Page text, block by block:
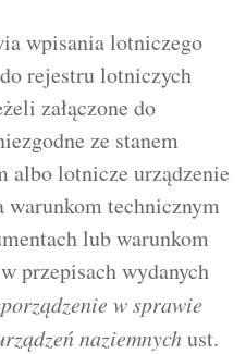
wpisania lotniczego
rejestru lotniczych
załączone do
ze stanem
albo lotnicze urządzenie
warunkom technicznym
lub warunkom
przepisach wydanych
w sprawie
naziemnychust.